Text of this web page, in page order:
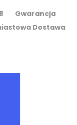
Gwarancja
Dostawa